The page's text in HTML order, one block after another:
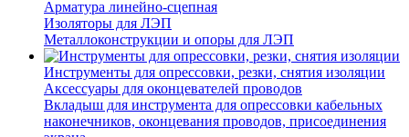
Арматура линейно-сцепная
Изоляторы для ЛЭП
Металлоконструкции и опоры для ЛЭП
Инструменты для опрессовки, резки, снятия изоляции
Аксессуары для оконцевателей проводов
Вкладыш для инструмента для опрессовки кабельных
наконечников, оконцевания проводов, присоединения